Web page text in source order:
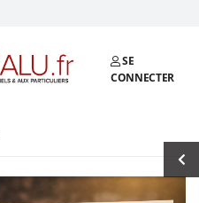
SE
CONNECTER